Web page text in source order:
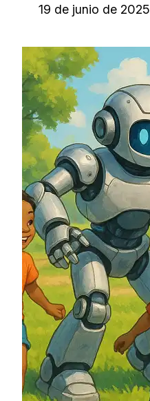
19 de junio de 2025